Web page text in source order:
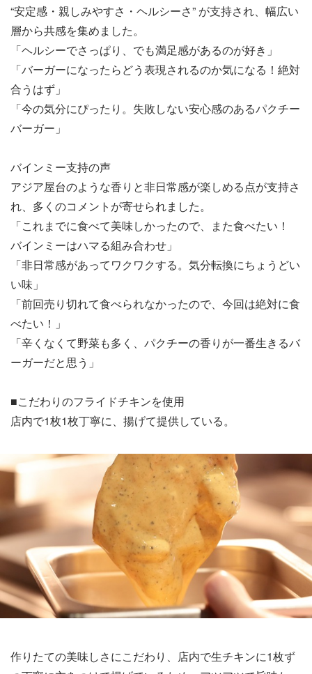
“安定感・親しみやすさ・ヘルシーさ” が支持され、幅広い
層から共感を集めました。
「ヘルシーでさっぱり、でも満足感があるのが好き」
「バーガーになったらどう表現されるのか気になる！絶対
合うはず」
「今の気分にぴったり。失敗しない安心感のあるパクチー
バーガー」
バインミー支持の声
アジア屋台のような香りと非日常感が楽しめる点が支持さ
れ、多くのコメントが寄せられました。
「これまでに食べて美味しかったので、また食べたい！
バインミーはハマる組み合わせ」
「非日常感があってワクワクする。気分転換にちょうどい
い味」
「前回売り切れて食べられなかったので、今回は絶対に食
べたい！」
「辛くなくて野菜も多く、パクチーの香りが一番生きるバ
ーガーだと思う」
■こだわりのフライドチキンを使用
店内で1枚1枚丁寧に、揚げて提供している。
作りたての美味しさにこだわり、店内で生チキンに1枚ず